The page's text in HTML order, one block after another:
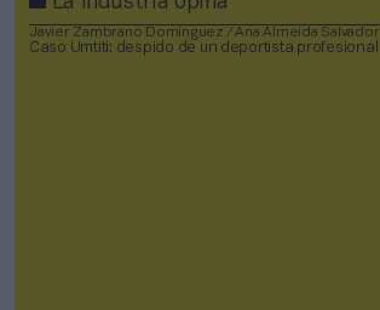
Javier Zambrano Domínguez / Ana Almeida Salvador
Caso Umtiti: despido de un deportista profesional